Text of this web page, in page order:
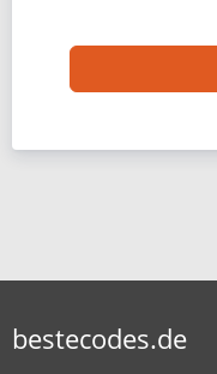
bestecodes.de